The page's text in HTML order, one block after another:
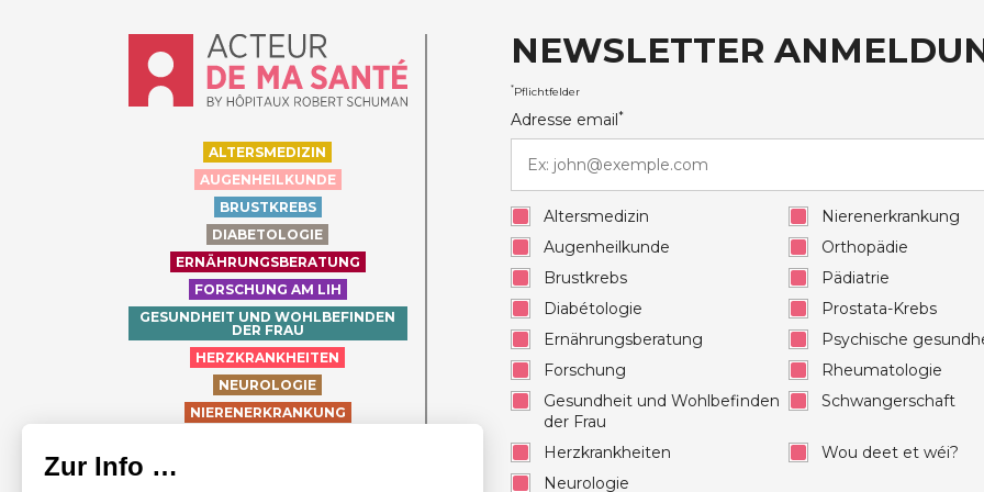
Accueil - Acteur de ma santé, by HôpitauxRobert Schuman
ALTERSMEDIZIN
AUGENHEILKUNDE
BRUSTKREBS
DIABETOLOGIE
ERNÄHRUNGSBERATUNG
FORSCHUNG AM LIH
GESUNDHEIT UND WOHLBEFINDEN
DER FRAU
HERZKRANKHEITEN
NEUROLOGIE
NIERENERKRANKUNG
NEWSLETTER
*Pflichtfelder
Adresse email*
Altersmedizin
Augenheilkunde
Brustkrebs
Diabétologie
Ernährungsberatung
Forschung
Gesundheit und Wohlbefinden
der Frau
Herzkrankheiten
Neurologie
Nierenerkrankung
Orthopädie
Pädiatrie
Prostata-Krebs
Psychische
Rheumatologie
Schwangerschaft
Wou deet et wéi?